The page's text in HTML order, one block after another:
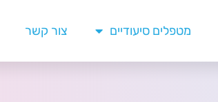
מטפלים סיעודיים צור קשר